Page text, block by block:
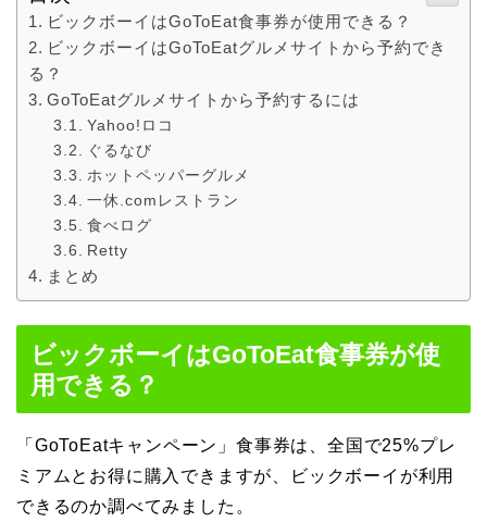
ビックボーイはGoToEat食事券が使用できる？
ビックボーイはGoToEatグルメサイトから予約でき
る？
GoToEatグルメサイトから予約するには
Yahoo!ロコ
ぐるなび
ホットペッパーグルメ
一休.comレストラン
食べログ
Retty
まとめ
ビックボーイはGoToEat食事券が使
用できる？
「GoToEatキャンペーン」食事券は、全国で25%プレ
ミアムとお得に購入できますが、ビックボーイが利用
できるのか調べてみました。